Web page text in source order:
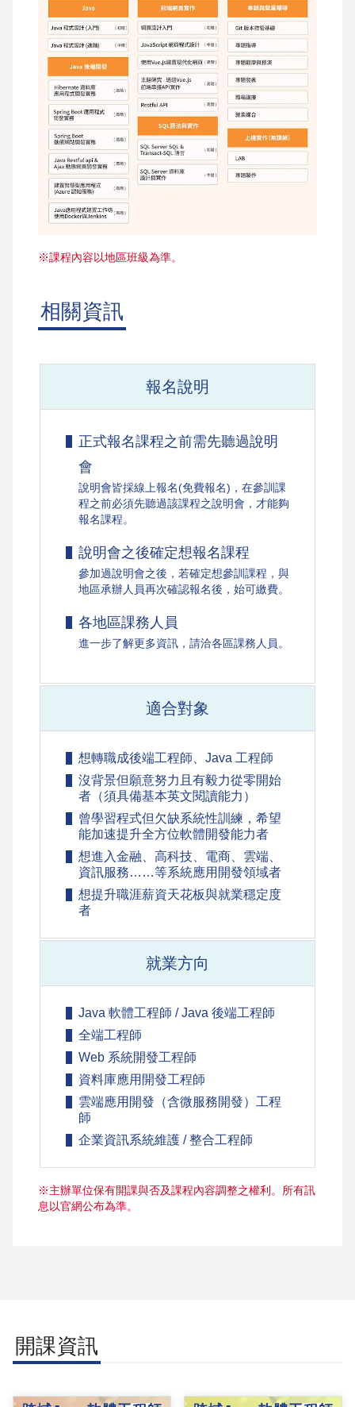
※課程內容以地區班級為準。
相關資訊
報名說明
正式報名課程之前需先聽過說明
會
說明會皆採線上報名(免費報名)，在參訓課
程之前必須先聽過該課程之說明會，才能夠
報名課程。
說明會之後確定想報名課程
參加過說明會之後，若確定想參訓課程，與
地區承辦人員再次確認報名後，始可繳費。
各地區課務人員
進一步了解更多資訊，請洽各區課務人員。
適合對象
想轉職成後端工程師、Java 工程師
沒背景但願意努力且有毅力從零開始
者（須具備基本英文閱讀能力）
曾學習程式但欠缺系統性訓練，希望
能加速提升全方位軟體開發能力者
想進入金融、高科技、電商、雲端、
資訊服務……等系統應用開發領域者
想提升職涯薪資天花板與就業穩定度
者
就業方向
Java 軟體工程師 / Java 後端工程師
全端工程師
Web 系統開發工程師
資料庫應用開發工程師
雲端應用開發（含微服務開發）工程
師
企業資訊系統維護 / 整合工程師
※主辦單位保有開課與否及課程內容調整之權利。所有訊
息以官網公布為準。
開課資訊